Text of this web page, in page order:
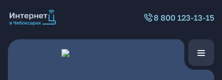
8 800 123-13-15